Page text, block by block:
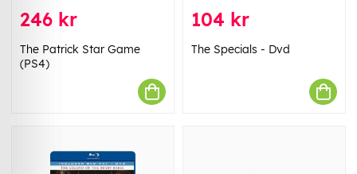
246 kr
The Patrick Star Game
(PS4)
104 kr
The Specials - Dvd